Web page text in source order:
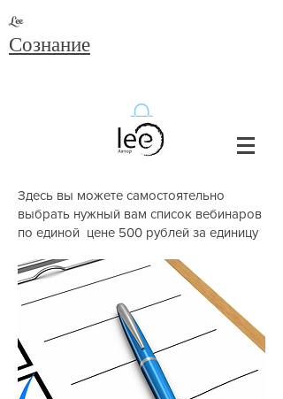
Lee
Сознание
Здесь вы можете самостоятельно
выбрать нужный вам список вебинаров
по единой цене 500 рублей за единицу